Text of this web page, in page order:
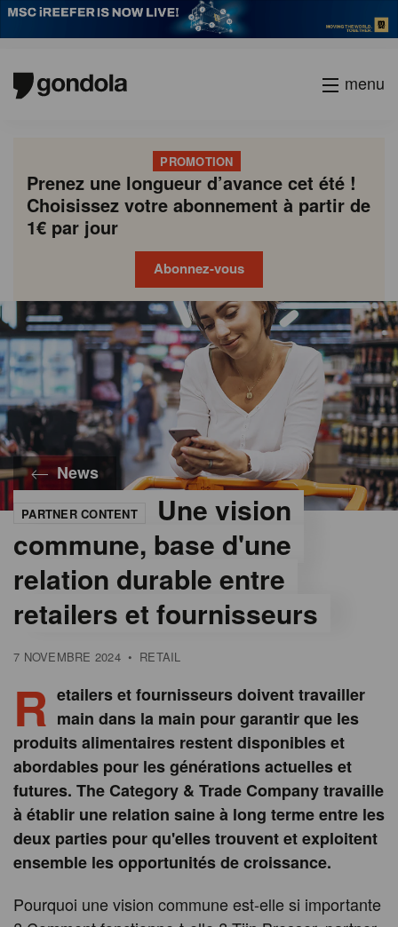
menu
PROMOTION
Prenez une longueur d’avance cet été !
Choisissez votre abonnement à partir de
1€ par jour
Abonnez-vous
News
PARTNER CONTENT
Une vision
commune, base d'une
relation durable entre
retailers et fournisseurs
7 NOVEMBRE 2024 • RETAIL
Category
Company
R etailers et fournisseurs doivent travailler
main dans la main pour garantir que les
produits alimentaires restent disponibles et
abordables pour les générations actuelles et
futures. The Category & Trade Company travaille
à établir une relation saine à long terme entre les
deux parties pour qu'elles trouvent et exploitent
ensemble les opportunités de croissance.
Pourquoi une vision commune est-elle si importante
Gondola
academy
Gondola
society